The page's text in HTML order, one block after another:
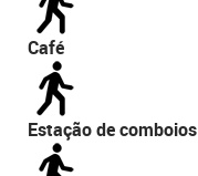
Café
Estação de comboios